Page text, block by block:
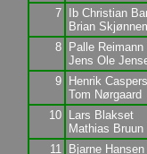
7
Ib Christian
Brian
8
Palle Reimann
Jens Ole
9
Henrik
Tom Nørgaard
10
Lars Blakset
Mathias Bruun
11
Bjarne Hansen